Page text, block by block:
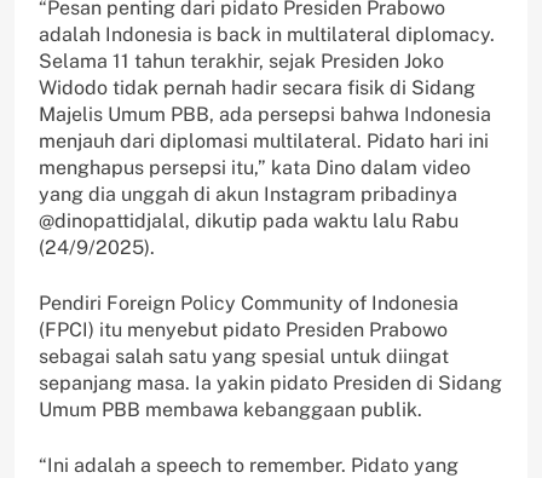
“Pesan penting dari pidato Presiden Prabowo
adalah Indonesia is back in multilateral diplomacy.
Selama 11 tahun terakhir, sejak Presiden Joko
Widodo tidak pernah hadir secara fisik di Sidang
Majelis Umum PBB, ada persepsi bahwa Indonesia
menjauh dari diplomasi multilateral. Pidato hari ini
menghapus persepsi itu,” kata Dino dalam video
yang dia unggah di akun Instagram pribadinya
@dinopattidjalal, dikutip pada waktu lalu Rabu
(24/9/2025).
Pendiri Foreign Policy Community of Indonesia
(FPCI) itu menyebut pidato Presiden Prabowo
sebagai salah satu yang spesial untuk diingat
sepanjang masa. Ia yakin pidato Presiden di Sidang
Umum PBB membawa kebanggaan publik.
“Ini adalah a speech to remember. Pidato yang